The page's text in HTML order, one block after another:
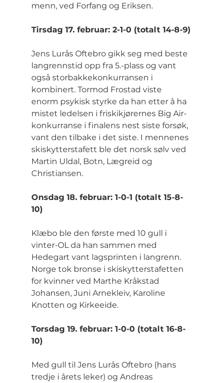
menn, ved Forfang og Eriksen.
Tirsdag 17. februar: 2-1-0 (totalt 14-8-9)
Jens Lurås Oftebro gikk seg med beste
langrennstid opp fra 5.-plass og vant
også storbakkekonkurransen i
kombinert. Tormod Frostad viste
enorm psykisk styrke da han etter å ha
mistet ledelsen i friskikjørernes Big Air-
konkurranse i finalens nest siste forsøk,
vant den tilbake i det siste. I mennenes
skiskytterstafett ble det norsk sølv ved
Martin Uldal, Botn, Lægreid og
Christiansen.
Onsdag 18. februar: 1-0-1 (totalt 15-8-
10)
Klæbo ble den første med 10 gull i
vinter-OL da han sammen med
Hedegart vant lagsprinten i langrenn.
Norge tok bronse i skiskytterstafetten
for kvinner ved Marthe Kråkstad
Johansen, Juni Arnekleiv, Karoline
Knotten og Kirkeeide.
Torsdag 19. februar: 1-0-0 (totalt 16-8-
10)
Med gull til Jens Lurås Oftebro (hans
tredje i årets leker) og Andreas